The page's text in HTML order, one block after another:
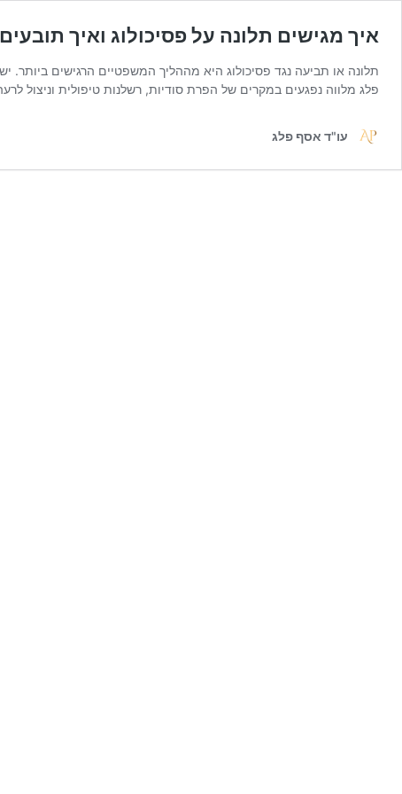
איך מגישים תלונה על פסיכולוג ואיך
תלונה או תביעה נגד פסיכולוג היא מההליך המשפטיים הרגישים ביותר.
פלג מלווה נפגעים במקרים של הפרת סודיות, רשלנות טיפולית וניצול
עו"ד אסף פלג